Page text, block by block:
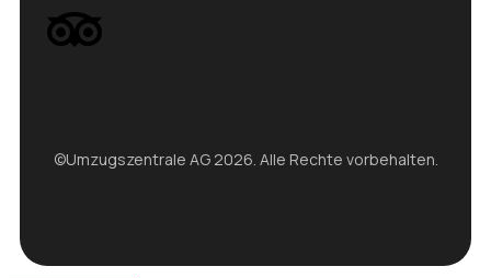
©Umzugszentrale AG 2026. Alle Rechte vorbehalten.